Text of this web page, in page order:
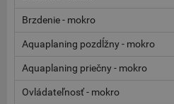
Brzdenie - mokro
Aquaplaning pozdĺžny - mokro
Aquaplaning priečny - mokro
Ovládateľnosť - mokro